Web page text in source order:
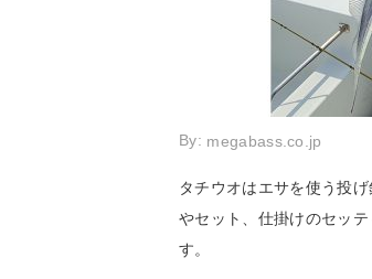
By: megabass.co.jp
タチウオはエサを使う投
やセット、仕掛けのセッ
す。